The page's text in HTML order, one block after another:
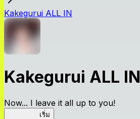
Kakegurui ALL IN
Kakegurui ALL IN
Now... I leave it all up to you!
เริ่ม